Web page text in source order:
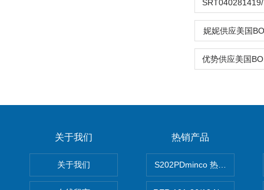
妮妮供应美国
关于我们
关于我们
热销产品
S202PDminco 热电阻